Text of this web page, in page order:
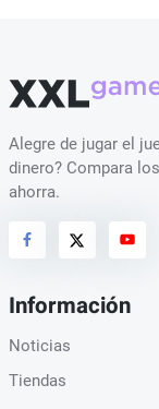
Alegre de jugar el
dinero? Compara
ahorra.
Información
Noticias
Tiendas